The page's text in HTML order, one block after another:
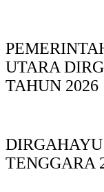
UTARA
TAHUN 2026
TENGGARA